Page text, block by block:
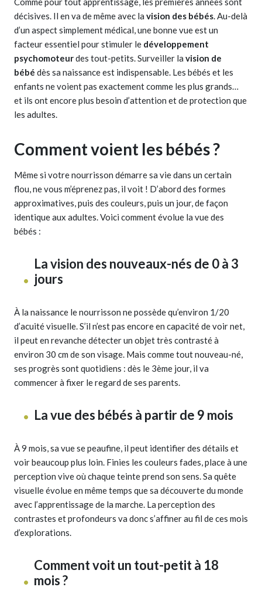
décisives. Il en va de même avec la vision des bébés. Au-delà
d’un aspect simplement médical, une bonne vue est un
facteur essentiel pour stimuler le développement
psychomoteurdes tout-petits. Surveiller la vision de
bébé dès sa naissance est indispensable. Les bébés et les
enfants ne voient pas exactement comme les plus grands…
et ils ont encore plus besoin d’attention et de protection que
les adultes.
Comment voient les bébés ?
Même si votre nourrisson démarre sa vie dans un certain
flou, ne vous m’éprenez pas, il voit ! D’abord des formes
approximatives, puis des couleurs, puis un jour, de façon
identique aux adultes. Voici comment évolue la vue des
bébés :
La vision des nouveaux-nés de 0 à 3
jours
À la naissance le nourrisson ne possède qu’environ 1/20
d’acuité visuelle. S’il n’est pas encore en capacité de voir net,
il peut en revanche détecter un objet très contrasté à
environ 30 cm de son visage. Mais comme tout nouveau-né,
ses progrès sont quotidiens : dès le 3ème jour, il va
commencer à fixer le regard de ses parents.
La vue des bébés à partir de 9 mois
À 9 mois, sa vue se peaufine, il peut identifier des détails et
voir beaucoup plus loin. Finies les couleurs fades, place à une
perception vive où chaque teinte prend son sens. Sa quête
visuelle évolue en même temps que sa découverte du monde
avec l’apprentissage de la marche. La perception des
contrastes et profondeurs va donc s’affiner au fil de ces mois
d’explorations.
Comment voit un tout-petit à 18
mois ?